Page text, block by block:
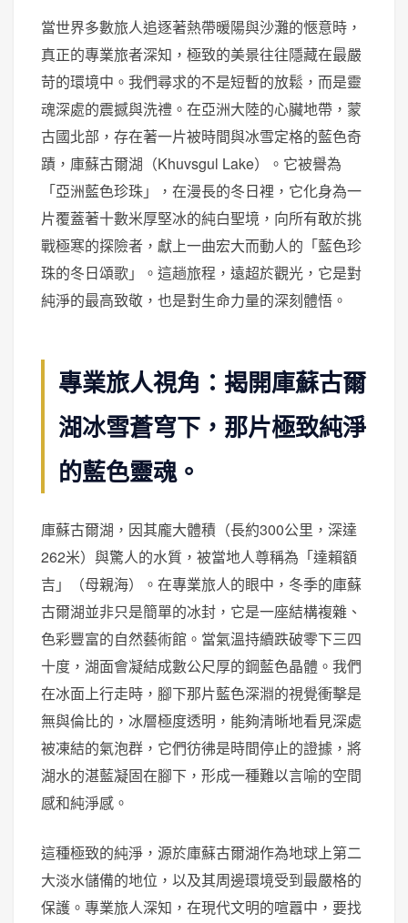
當世界多數旅人追逐著熱帶暖陽與沙灘的愜意時，
真正的專業旅者深知，極致的美景往往隱藏在最嚴
苛的環境中。我們尋求的不是短暫的放鬆，而是靈
魂深處的震撼與洗禮。在亞洲大陸的心臟地帶，蒙
古國北部，存在著一片被時間與冰雪定格的藍色奇
蹟，庫蘇古爾湖（Khuvsgul Lake）。它被譽為
「亞洲藍色珍珠」，在漫長的冬日裡，它化身為一
片覆蓋著十數米厚堅冰的純白聖境，向所有敢於挑
戰極寒的探險者，獻上一曲宏大而動人的「藍色珍
珠的冬日頌歌」。這趟旅程，遠超於觀光，它是對
純淨的最高致敬，也是對生命力量的深刻體悟。
專業旅人視角：揭開庫蘇古爾
湖冰雪蒼穹下，那片極致純淨
的藍色靈魂。
庫蘇古爾湖，因其龐大體積（長約300公里，深達
262米）與驚人的水質，被當地人尊稱為「達賴額
吉」（母親海）。在專業旅人的眼中，冬季的庫蘇
古爾湖並非只是簡單的冰封，它是一座結構複雜、
色彩豐富的自然藝術館。當氣溫持續跌破零下三四
十度，湖面會凝結成數公尺厚的鋼藍色晶體。我們
在冰面上行走時，腳下那片藍色深淵的視覺衝擊是
無與倫比的，冰層極度透明，能夠清晰地看見深處
被凍結的氣泡群，它們彷彿是時間停止的證據，將
湖水的湛藍凝固在腳下，形成一種難以言喻的空間
感和純淨感。
這種極致的純淨，源於庫蘇古爾湖作為地球上第二
大淡水儲備的地位，以及其周邊環境受到最嚴格的
保護。專業旅人深知，在現代文明的喧囂中，要找